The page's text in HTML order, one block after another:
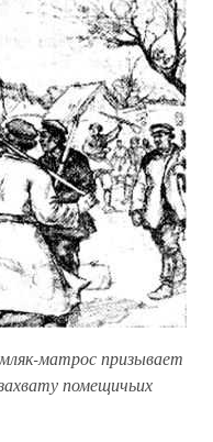
матрос призывает
помещичьих